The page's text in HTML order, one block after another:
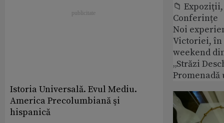
Istoria Universală. Evul Mediu.
America Precolumbiană şi
hispanică
📁
Conferințe
Noi
Victoriei,
weekend
„Străzi
Promenadă